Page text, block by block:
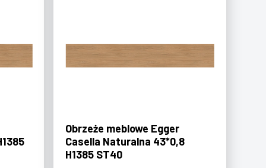
Obrzeże meblowe Egger
Casella Naturalna 43*0,8
H1385 ST40